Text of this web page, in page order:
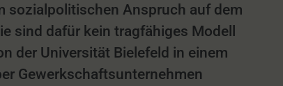
sozialpolitischen Anspruch auf dem
sind dafür kein tragfähiges Modell
der Universität Bielefeld in einem
Gewerkschaftsunternehmen